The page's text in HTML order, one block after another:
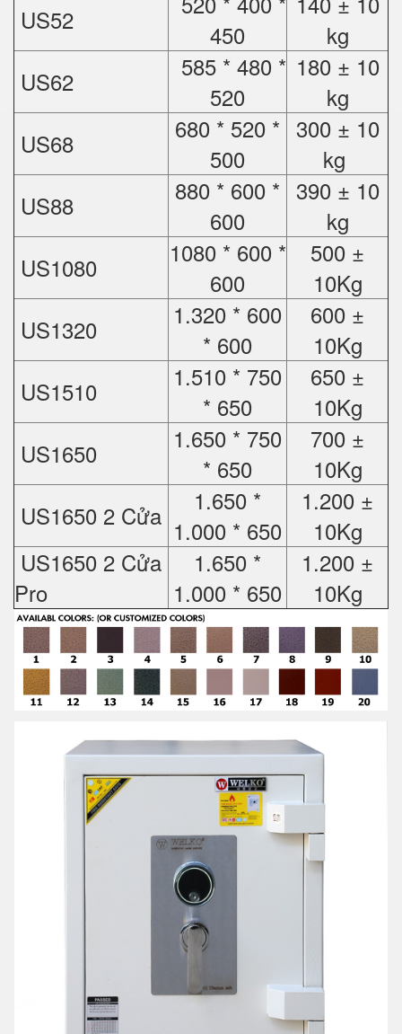
US52
450
kg
US62
585 * 480 *
520
180 ± 10
kg
US68
680 * 520 *
500
300 ± 10
kg
US88
880 * 600 *
600
390 ± 10
kg
US1080
1080 * 600 *
600
500 ±
10Kg
US1320
1.320 * 600
* 600
600 ±
10Kg
US1510
1.510 * 750
* 650
650 ±
10Kg
US1650
1.650 * 750
* 650
700 ±
10Kg
US1650 2 Cửa
1.650 *
1.000 * 650
1.200 ±
10Kg
US1650 2 Cửa
Pro
1.650 *
1.000 * 650
1.200 ±
10Kg